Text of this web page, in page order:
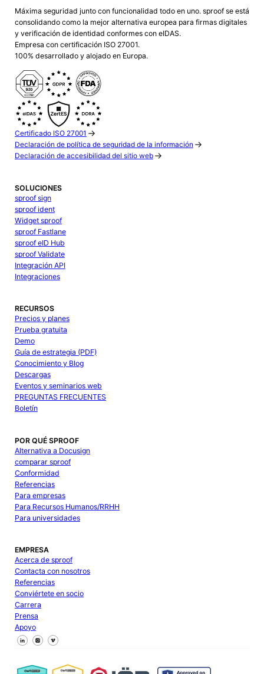
Máxima seguridad junto con funcionalidad todo en uno. sproof se está
consolidando como la mejor alternativa europea para firmas digitales
y verificación de identidad conformes con eIDAS.
Empresa con certificación ISO 27001.
100% desarrollado y alojado en Europa.
Certificado ISO 27001
Declaración de política de seguridad de la información
Declaración de accesibilidad del sitio web
SOLUCIONES
sproof sign
sproof ident
Widget sproof
sproof Fastlane
sproof eID Hub
sproof Validate
Integración API
Integraciones
RECURSOS
Precios y planes
Prueba gratuita
Demo
Guía de estrategia (PDF)
Conocimiento y Blog
Descargas
Eventos y seminarios web
PREGUNTAS FRECUENTES
Boletín
POR QUÉ SPROOF
Alternativa a Docusign
comparar sproof
Conformidad
Referencias
Para empresas
Para Recursos Humanos/RRHH
Para universidades
EMPRESA
Acerca de sproof
Contacta con nosotros
Referencias
Conviértete en socio
Carrera
Prensa
Apoyo
Síguenos en Facebook
Síguenos en X
Síguenos en LinkedIn